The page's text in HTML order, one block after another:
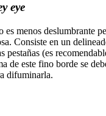
eye
es menos deslumbrante
Consiste en un
pestañas (es
de este fino borde se
difuminarla.